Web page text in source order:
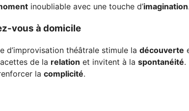
inoubliable avec une touche d’imagination
vous à domicile
d’improvisation théâtrale stimule la découverte
de la relation et invitent à la spontanéité.
la complicité.